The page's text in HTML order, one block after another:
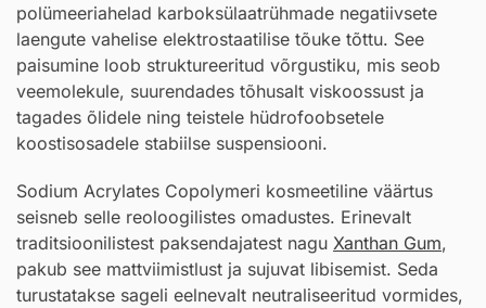
polümeeriahelad karboksülaatrühmade negatiivsete
laengute vahelise elektrostaatilise tõuke tõttu. See
paisumine loob struktureeritud võrgustiku, mis seob
veemolekule, suurendades tõhusalt viskoossust ja
tagades õlidele ning teistele hüdrofoobsetele
koostisosadele stabiilse suspensiooni.
Sodium Acrylates Copolymeri kosmeetiline väärtus
seisneb selle reoloogilistes omadustes. Erinevalt
traditsioonilistest paksendajatest nagu Xanthan Gum,
pakub see mattviimistlust ja sujuvat libisemist. Seda
turustatakse sageli eelnevalt neutraliseeritud vormides,